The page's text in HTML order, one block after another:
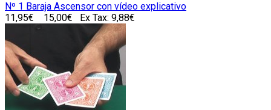
Nº 1 Baraja Ascensor con vídeo explicativo
11,95€
15,00€ Ex Tax: 9,88€